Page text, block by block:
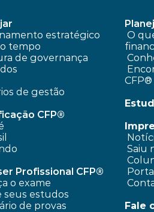
estratégico
tempo
de governança
de gestão
CFP®
Profissional CFP®
o exame
seus estudos
de provas
CFP®
Saiu
Fale